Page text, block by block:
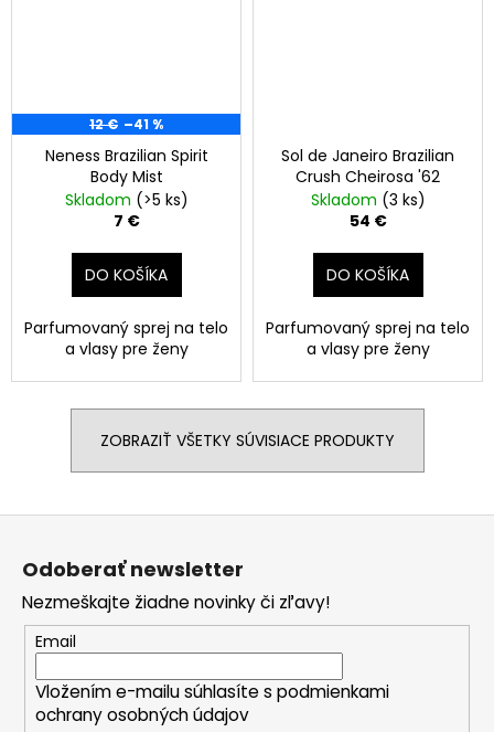
12 € –41 %
Neness Brazilian Spirit
Body Mist
Skladom (>5 ks)
7 €
DO KOŠÍKA
Parfumovaný sprej na telo
a vlasy pre ženy
Sol de Janeiro Brazilian
Crush Cheirosa '62
Skladom (3 ks)
54 €
DO KOŠÍKA
Parfumovaný sprej na telo
a vlasy pre ženy
ZOBRAZIŤ VŠETKY SÚVISIACE PRODUKTY
Z
Odoberať newsletter
Nezmeškajte žiadne novinky či zľavy!
Email
Vložením e-mailu súhlasíte s podmienkami
ochrany osobných údajov